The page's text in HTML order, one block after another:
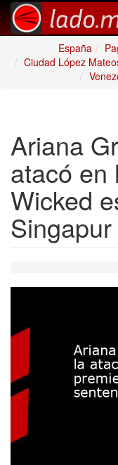
España
Ciudad López
Ariana
atacó en
Wicked
Singapur